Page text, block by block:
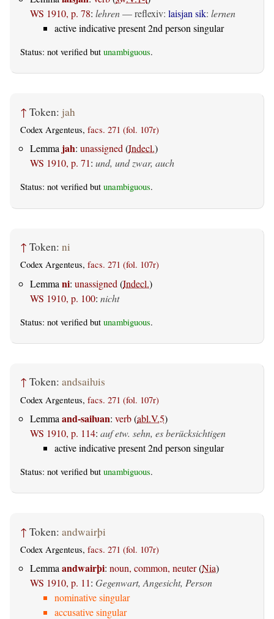
WS 1910, p. 78: lehren—reflexiv: laisjan sik: lernen
active indicative present 2nd person singular
Status: not verified but unambiguous.
↑ Token: jah
Codex Argenteus, facs. 271 (fol. 107r)
Lemma jah: unassigned(Indecl.)
WS 1910, p. 71: und, und zwar, auch
Status: not verified but unambiguous.
↑ Token: ni
Codex Argenteus, facs. 271 (fol. 107r)
Lemma ni: unassigned (Indecl.)
WS 1910, p. 100: nicht
Status: not verified but unambiguous.
↑ Token: andsaiƕis
Codex Argenteus, facs. 271 (fol. 107r)
Lemma and-saiƕan: verb(abl.V.5)
WS 1910, p. 114: auf etw. sehn, es berücksichtigen
active indicative present 2nd person singular
Status: not verified but unambiguous.
↑ Token: andwairþi
Codex Argenteus, facs. 271 (fol. 107r)
Lemma andwairþi: noun, common, neuter(Nia)
WS 1910, p. 11: Gegenwart, Angesicht, Person
nominative singular
accusative singular